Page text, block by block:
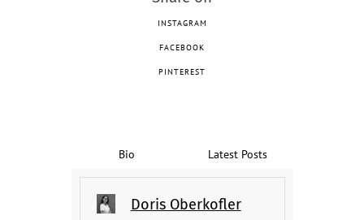
INSTAGRAM
FACEBOOK
PINTEREST
Bio Latest Posts
Doris Oberkofler